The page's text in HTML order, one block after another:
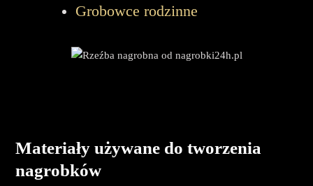
Grobowce rodzinne
Materiały używane do tworzenia
nagrobków